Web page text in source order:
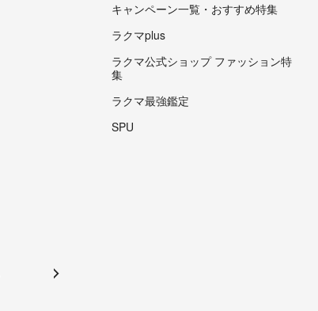
キャンペーン一覧・おすすめ特集
ラクマplus
ラクマ公式ショップ ファッション特
集
ラクマ最強鑑定
SPU